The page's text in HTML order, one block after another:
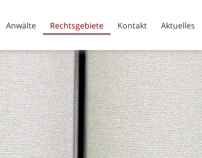
Anwälte Rechtsgebiete Kontakt Aktuelles